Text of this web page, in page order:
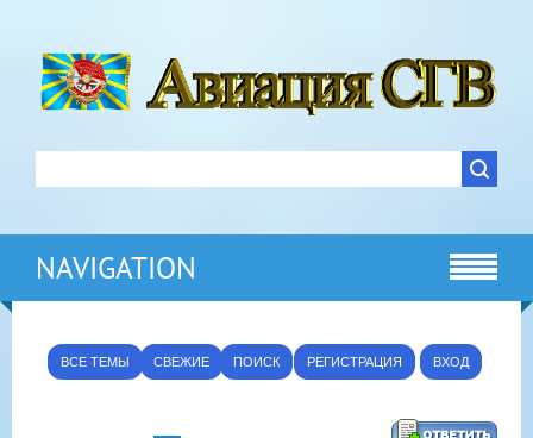
NAVIGATION
ВСЕ ТЕМЫ СВЕЖИЕ ПОИСК РЕГИСТРАЦИЯ ВХОД